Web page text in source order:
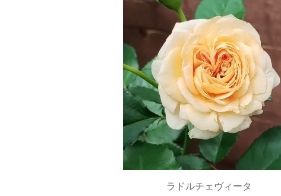
ラドルチェヴィータ